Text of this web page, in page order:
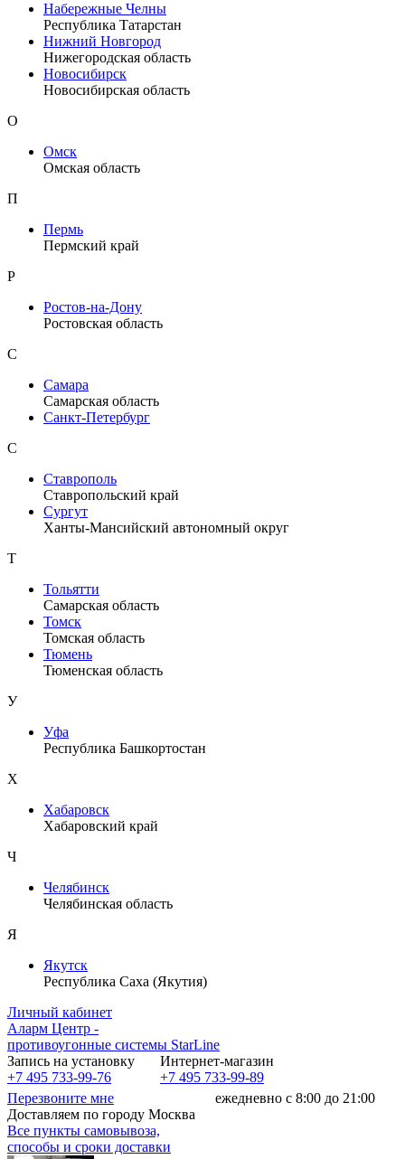
Набережные Челны
Республика Татарстан
Нижний Новгород
Нижегородская область
Новосибирск
Новосибирская область
О
Омск
Омская область
П
Пермь
Пермский край
Р
Ростов-на-Дону
Ростовская область
С
Самара
Самарская область
Санкт-Петербург
С
Ставрополь
Ставропольский край
Сургут
Ханты-Мансийский автономный округ
Т
Тольятти
Самарская область
Томск
Томская область
Тюмень
Тюменская область
У
Уфа
Республика Башкортостан
Х
Хабаровск
Хабаровский край
Ч
Челябинск
Челябинская область
Я
Якутск
Республика Саха (Якутия)
Личный кабинет
Аларм Центр -
противоугонные системы StarLine
Запись на установку
+7 495 733-99-76
Интернет-магазин
+7 495 733-99-89
Перезвоните мне
ежедневно с 8:00 до 21:00
Доставляем по городу Москва
Все пункты самовывоза,
способы и сроки доставки